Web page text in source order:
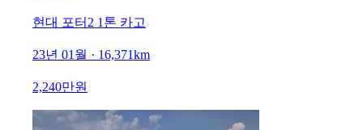
현대 포터2 1톤 카고
23년 01월 · 16,371km
2,240만원